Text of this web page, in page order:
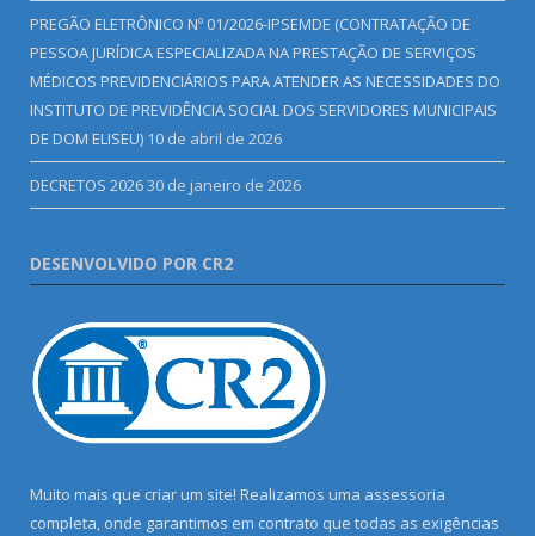
PREGÃO ELETRÔNICO Nº 01/2026-IPSEMDE (CONTRATAÇÃO DE
PESSOA JURÍDICA ESPECIALIZADA NA PRESTAÇÃO DE SERVIÇOS
MÉDICOS PREVIDENCIÁRIOS PARA ATENDER AS NECESSIDADES DO
INSTITUTO DE PREVIDÊNCIA SOCIAL DOS SERVIDORES MUNICIPAIS
DE DOM ELISEU) 10 de abril de 2026
DECRETOS 202630 de janeiro de 2026
DESENVOLVIDO POR CR2
Muito mais que criar um site! Realizamos uma assessoria
completa, onde garantimos em contrato que todas as exigências